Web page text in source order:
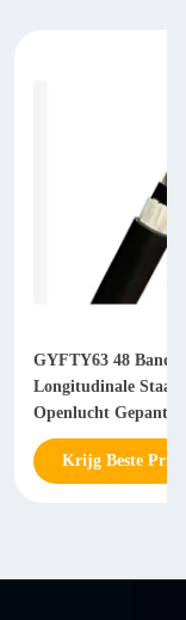
GYFTY63 48 Band
Longitudinale Staal
Openlucht
Krijg Beste Prijs